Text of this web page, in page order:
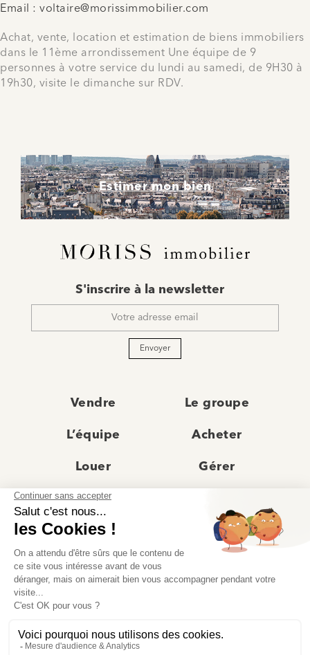
Email : voltaire@morissimmobilier.com
Achat, vente, location et estimation de biens immobiliers
dans le 11ème arrondissement Une équipe de 9
personnes à votre service du lundi au samedi, de 9H30 à
19h30, visite le dimanche sur RDV.
Estimer mon bien
mail
S'inscrire à la newsletter
Envoyer
Vendre Le groupe
L’équipe Acheter
Louer Gérer
Actualités
Recrutement Avis clients
Prestige
© Moriss Immobilier 2025 – Tous droits réservés –
Politique de confidentialité